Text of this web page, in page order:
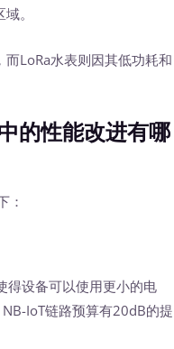
。
LoRa水表则因其低功耗和
性能改进有哪
：
设备可以使用更小的电
IoT链路预算有20dB的提